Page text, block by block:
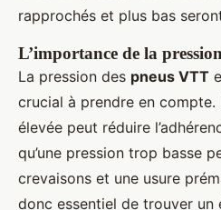
rapprochés et plus bas
L’importance de la
La pression des pneus VTT
crucial à prendre en
élevée peut réduire
qu’une pression trop basse
crevaisons et une usure
donc essentiel de trouver un